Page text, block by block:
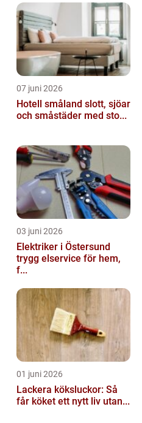
07 juni 2026
Hotell småland slott, sjöar
och småstäder med sto...
03 juni 2026
Elektriker i Östersund
trygg elservice för hem,
f...
01 juni 2026
Lackera köksluckor: Så
får köket ett nytt liv utan...